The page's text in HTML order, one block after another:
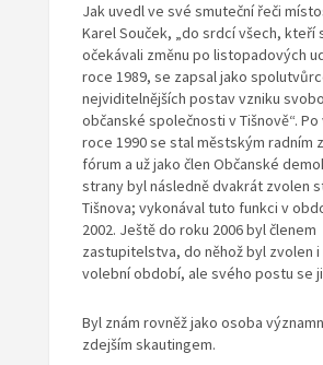
Jak uvedl ve své smuteční řeči
Karel Souček, „do srdcí všech, kteří
očekávali změnu po listopadových
roce 1989, se zapsal jako
nejviditelnějších postav vzniku
občanské společnosti v Tišnově“.
roce 1990 se stal městským radním
fórum a už jako člen Občanské
strany byl následně dvakrát zvolen
Tišnova; vykonával tuto funkci v
2002. Ještě do roku 2006 byl členem
zastupitelstva, do něhož byl zvolen
volební období, ale svého postu se
Byl znám rovněž jako osoba
zdejším skautingem.